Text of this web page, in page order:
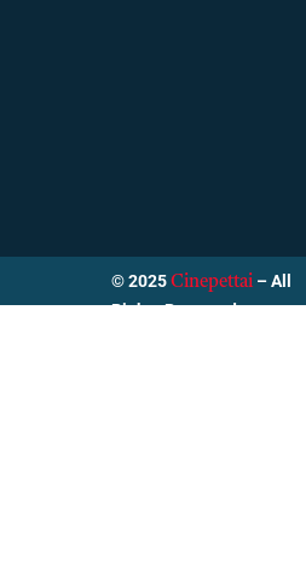
© 2025 Cinepettai – All
Rights Reserved